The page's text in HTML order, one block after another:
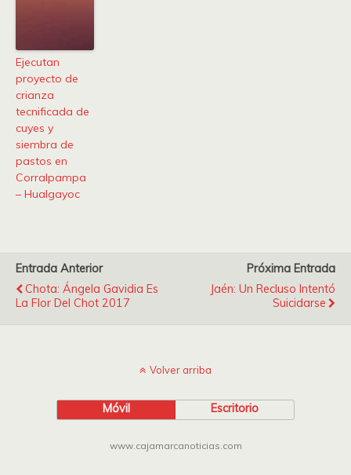
Ejecutan
proyecto de
crianza
tecnificada de
cuyes y
siembra de
pastos en
Corralpampa
– Hualgayoc
Entrada Anterior
Chota: Ángela Gavidia Es
La Flor Del Chot 2017
Próxima Entrada
Jaén: Un Recluso Intentó
Suicidarse
Volver arriba
Móvil Escritorio
www.cajamarcanoticias.com